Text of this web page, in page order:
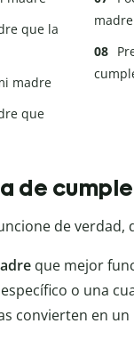
que la
madre
que
madre
de
de verdad,
que mejor
o una
convierten en